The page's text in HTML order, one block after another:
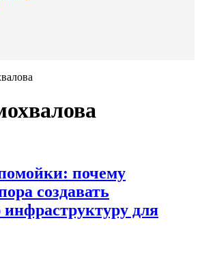
почему
создавать
для